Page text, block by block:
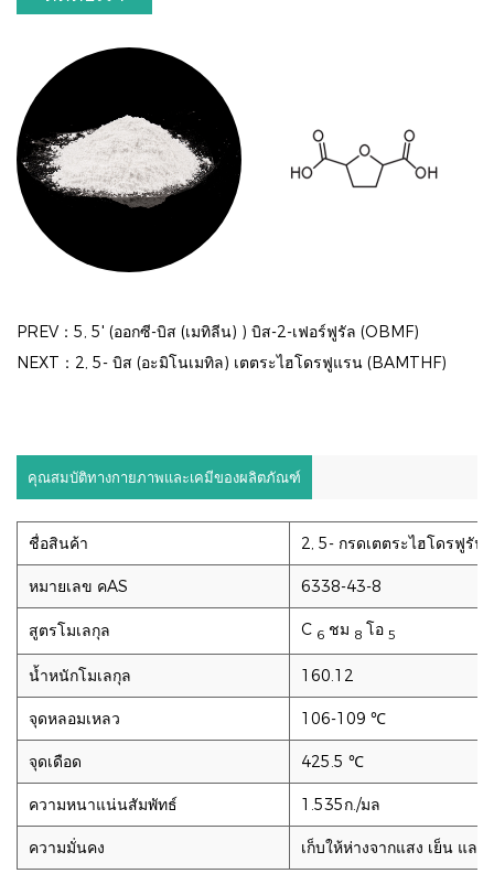
PREV：5, 5' (ออกซี-บิส (เมทิลีน) ) บิส-2-เฟอร์ฟูรัล (OBMF)
NEXT：2, 5- บิส (อะมิโนเมทิล) เตตระไฮโดรฟูแรน (BAMTHF)
คุณสมบัติทางกายภาพและเคมีของผลิตภัณฑ์
ชื่อสินค้า 2, 5- กรดเตตระไฮโดรฟูรัน
หมายเลข คAS 6338-43-8
สูตรโมเลกุล C 6 ชม 8 โอ 5
น้ำหนักโมเลกุล 160.12
จุดหลอมเหลว 106-109 ℃
จุดเดือด 425.5 ℃
ความหนาแน่นสัมพัทธ์ 1.535ก./มล
ความมั่นคง เก็บให้ห่างจากแสง เย็น และ